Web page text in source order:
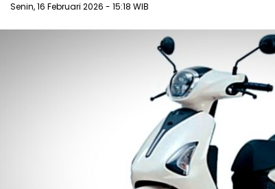
Senin, 16 Februari 2026 - 15:18 WIB